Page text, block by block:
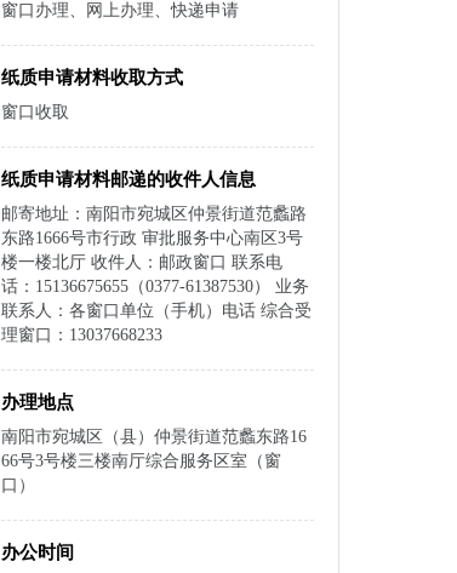
窗口办理、网上办理、快递申请
纸质申请材料收取方式
窗口收取
纸质申请材料邮递的收件人信息
邮寄地址：南阳市宛城区仲景街道范蠡路
东路1666号市行政 审批服务中心南区3号
楼一楼北厅 收件人：邮政窗口 联系电
话：15136675655（0377-61387530） 业务
联系人：各窗口单位（手机）电话 综合受
理窗口：13037668233
办理地点
南阳市宛城区（县）仲景街道范蠡东路16
66号3号楼三楼南厅综合服务区室（窗
口）
办公时间